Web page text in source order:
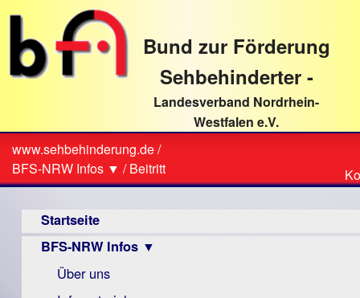
direkt
Textinhalt
Bund zur Förderung
Sehbehinderter -
Landesverband Nordrhein-
Westfalen e.V.
Sie
sind
hier
www.sehbehinderung.de/
BFS-NRW Infos ▼ /Beitritt
Startseite
BFS-NRW Infos ▼
Über uns